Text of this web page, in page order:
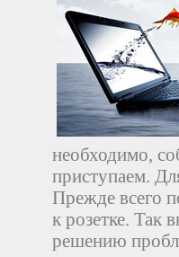
необходимо,
приступаем.
Прежде всего
к розетке. Так
решению